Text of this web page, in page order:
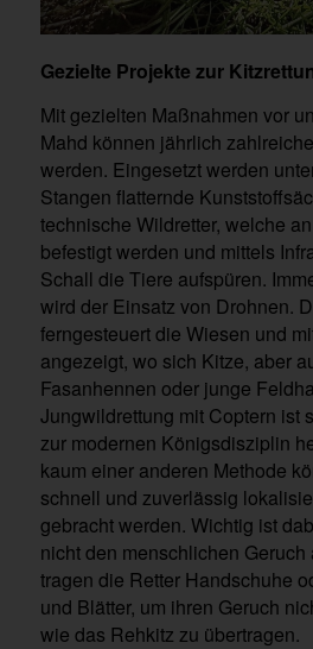
Gezielte Projekte zur
Mit gezielten Maßnahmen vor
Mahd können jährlich
werden. Eingesetzt werden
Stangen flatternde
technische Wildretter, welche
befestigt werden und mittels
Schall die Tiere aufspüren.
wird der Einsatz von Drohnen.
ferngesteuert die Wiesen und
angezeigt, wo sich Kitze, aber
Fasanhennen oder junge
Jungwildrettung mit Coptern ist
zur modernen Königsdisziplin
kaum einer anderen Methode
schnell und zuverlässig
gebracht werden. Wichtig ist
nicht den menschlichen
tragen die Retter Handschuhe
und Blätter, um ihren Geruch
wie das Rehkitz zu übertragen.